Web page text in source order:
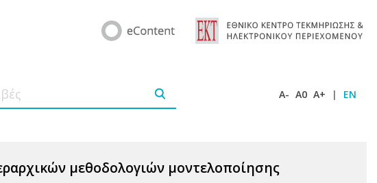
A- A0 A+ | EN
μεθοδολογιών μοντελοποίησης